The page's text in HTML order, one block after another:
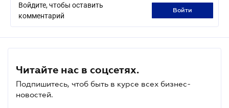
Войдите, чтобы оставить
комментарий
войти
Читайте нас в соцсетях.
Подпишитесь, чтоб быть в курсе всех бизнес-
новостей.